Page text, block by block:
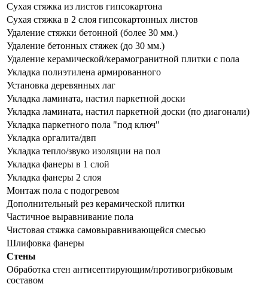
Сухая стяжка из листов гипсокартона
Сухая стяжка в 2 слоя гипсокартонных листов
Удаление стяжки бетонной (более 30 мм.)
Удаление бетонных стяжек (до 30 мм.)
Удаление керамической/керамогранитной плитки с пола
Укладка полиэтилена армированного
Установка деревянных лаг
Укладка ламината, настил паркетной доски
Укладка ламината, настил паркетной доски (по диагонали)
Укладка паркетного пола "под ключ"
Укладка оргалита/двп
Укладка тепло/звуко изоляции на пол
Укладка фанеры в 1 слой
Укладка фанеры 2 слоя
Монтаж пола с подогревом
Дополнительный рез керамической плитки
Частичное выравнивание пола
Чистовая стяжка самовыравнивающейся смесью
Шлифовка фанеры
Стены
Обработка стен антисептирующим/противогрибковым
составом